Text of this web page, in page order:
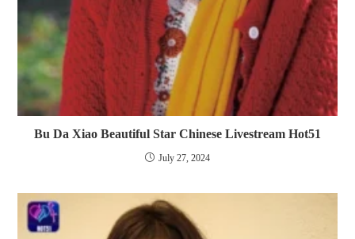
Bu Da Xiao Beautiful Star Chinese Livestream Hot51
July 27, 2024